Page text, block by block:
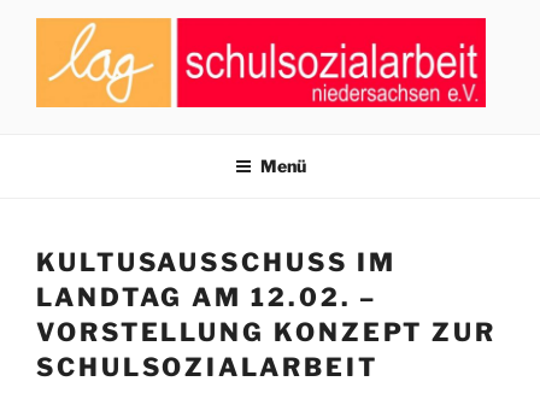
Zum
springen
NIEDERSACHSEN E.V.
Menü
KULTUSAUSSCHUSS IM
LANDTAG AM 12.02. –
VORSTELLUNG KONZEPT ZUR
SCHULSOZIALARBEIT